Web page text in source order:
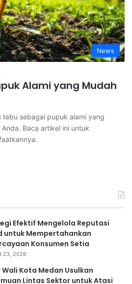
News
Alami yang Mudah
tebu sebagai pupuk alami yang
Baca artikel ini untuk
Efektif Mengelola Reputasi
untuk Mempertahankan
Konsumen Setia
23, 2026
Wali Kota Medan Usulkan
Lintas Sektor untuk Atasi